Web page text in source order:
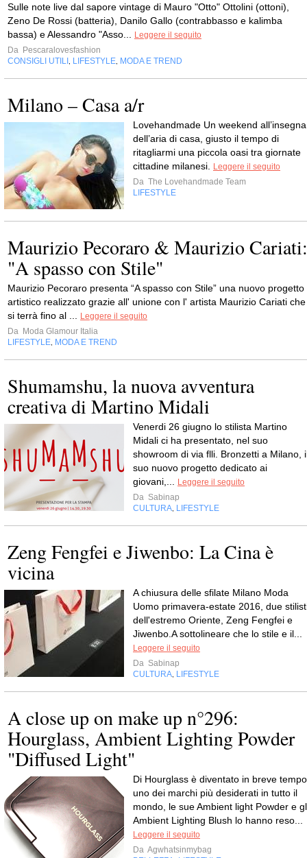
Sulle note live dal sapore vintage di Mauro "Otto" Ottolini (ottoni),
Zeno De Rossi (batteria), Danilo Gallo (contrabbasso e kalimba
bassa) e Alessandro "Asso...
Leggere il seguito
Da Pescaralovesfashion
CONSIGLI UTILI
LIFESTYLE MODA E TREND
Milano – Casa a/r
Lovehandmade Un weekend all’insegna
dell’aria di casa, giusto il tempo di
ritagliarmi una piccola oasi tra giornate
cittadine milanesi.
Leggere il seguito
Da The Lovehandmade Team
LIFESTYLE
Maurizio Pecoraro & Maurizio Cariati:
"A spasso con Stile"
Maurizio Pecoraro presenta “A spasso con Stile” una nuovo progetto
artistico realizzato grazie all' unione con l' artista Maurizio Cariati che
si terrà fino al ...
Leggere il seguito
Da Moda Glamour Italia
LIFESTYLE MODA E TREND
Shumamshu, la nuova avventura
creativa di Martino Midali
Venerdi 26 giugno lo stilista Martino
Midali ci ha presentato, nel suo
showroom di via flli. Bronzetti a Milano,
suo nuovo progetto dedicato ai
giovani,...
Leggere il seguito
Da Sabinap
CULTURA LIFESTYLE
Zeng Fengfei e Jiwenbo: La Cina è
vicina
A chiusura delle sfilate Milano Moda
Uomo primavera-estate 2016, due
dell'estremo Oriente, Zeng Fengfei e
Jiwenbo.A sottolineare che lo stile e il...
Leggere il seguito
Da Sabinap
CULTURA LIFESTYLE
A close up on make up n°296:
Hourglass, Ambient Lighting Powder
"Diffused Light"
Di Hourglass è diventato in breve tempo
uno dei marchi più desiderati in tutto il
mondo, le sue Ambient light Powder e
Ambient Lighting Blush lo hanno reso...
Leggere il seguito
Da Agwhatsinmybag